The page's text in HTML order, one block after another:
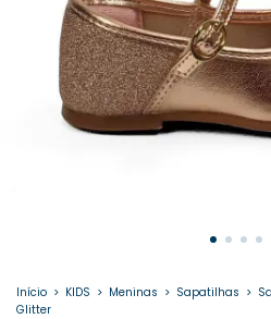
Início > KIDS > Meninas > Sapatilhas >
Glitter